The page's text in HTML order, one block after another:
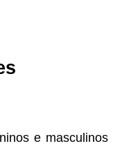
e masculinos